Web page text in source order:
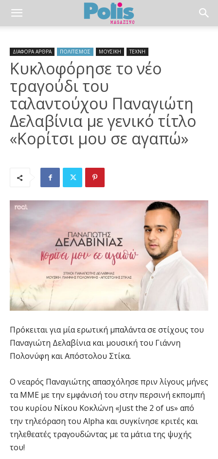
ΔΙΑΦΟΡΑ ΑΡΘΡΑ ΠΟΛΙΤΙΣΜΟΣ ΜΟΥΣΙΚΗ ΤΕΧΝΗ
Κυκλοφόρησε το νέο
τραγούδι του
ταλαντούχου Παναγιώτη
Δελαβίνια με γενικό τίτλο
«Κορίτσι μου σε αγαπώ»
Πρόκειται για μία ερωτική μπαλάντα σε στίχους του
Παναγιώτη Δελαβίνια και μουσική του Γιάννη
Πολονύφη και Απόστολου Στίκα.
Ο νεαρός Παναγιώτης απασχόλησε πριν λίγους μήνες
τα ΜΜΕ με την εμφάνισή του στην περσινή εκπομπή
του κυρίου Νίκου Κοκλώνη «Just the 2 of us» από
την τηλεόραση του Alpha και συγκίνησε κριτές και
τηλεθεατές τραγουδώντας με τα μάτια της ψυχής
του!